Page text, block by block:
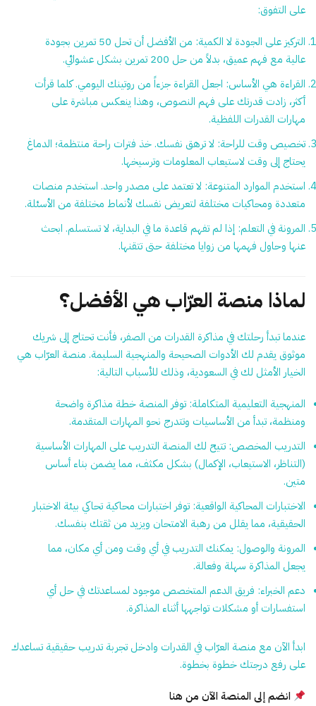
على التفوق:
التركيز على الجودة لا الكمية:
من الأفضل أن تحل 50 تمرين بجودة
عالية مع فهم عميق، بدلاً من حل 200 تمرين بشكل عشوائي.
القراءة هي الأساس: اجعل القراءة جزءاً من روتينك اليومي. كلما قرأت
أكثر، زادت قدرتك على فهم النصوص، وهذا ينعكس مباشرة على
مهارات القدرات اللفظية.
تخصيص وقت للراحة: لا ترهق نفسك. خذ فترات راحة منتظمة؛ الدماغ
يحتاج إلى وقت لاستيعاب المعلومات وترسيخها.
استخدم الموارد المتنوعة: لا تعتمد على مصدر واحد. استخدم منصات
متعددة ومحاكيات مختلفة لتعريض نفسك لأنماط مختلفة من الأسئلة.
المرونة في التعلم: إذا لم تفهم قاعدة ما في البداية، لا تستسلم. ابحث
عنها وحاول فهمها من زوايا مختلفة حتى تتقنها.
لماذا منصة العرّاب هي الأفضل؟
عندما تبدأ رحلتك في مذاكرة القدرات من الصفر، فأنت تحتاج إلى شريك
موثوق يقدم لك الأدوات الصحيحة والمنهجية السليمة. منصة العرّاب هي
الخيار الأمثل لك في السعودية، وذلك للأسباب التالية:
المنهجية التعليمية المتكاملة: توفر المنصة خطة مذاكرة واضحة
ومنظمة، تبدأ من الأساسيات وتتدرج نحو المهارات المتقدمة.
التدريب المخصص: تتيح لك المنصة التدريب على المهارات الأساسية
(التناظر، الاستيعاب، الإكمال) بشكل مكثف، مما يضمن بناء أساس
متين.
الاختبارات المحاكية الواقعية: توفر اختبارات محاكية تحاكي بيئة الاختبار
الحقيقية، مما يقلل من رهبة الامتحان ويزيد من ثقتك بنفسك.
المرونة والوصول: يمكنك التدريب في أي وقت ومن أي مكان، مما
يجعل المذاكرة سهلة وفعالة.
دعم الخبراء: فريق الدعم المتخصص موجود لمساعدتك في حل أي
استفسارات أو مشكلات تواجهها أثناء المذاكرة.
ابدأ الآن مع منصة العرّاب في القدرات وادخل تجربة تدريب حقيقية تساعدك
على رفع درجتك خطوة بخطوة.
انضم إلى المنصة الآن من هنا